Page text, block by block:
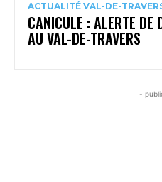
ACTUALITÉ VAL-DE-
CANICULE : ALERTE DE
AU VAL-DE-TRAVERS
-